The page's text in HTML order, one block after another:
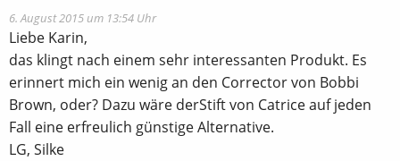
6. August 2015 um 13:54 Uhr
Liebe Karin,
das klingt nach einem sehr interessanten Produkt. Es
erinnert mich ein wenig an den Corrector von Bobbi
Brown, oder? Dazu wäre derStift von Catrice auf jeden
Fall eine erfreulich günstige Alternative.
LG, Silke